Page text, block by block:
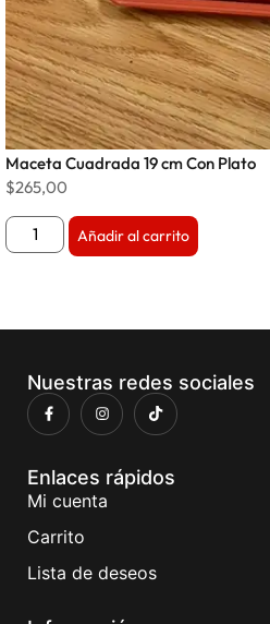
Maceta Cuadrada 19 cm Con Plato
$265,00
Añadir al carrito
Nuestras redes sociales
Enlaces rápidos
Mi cuenta
Carrito
Lista de deseos